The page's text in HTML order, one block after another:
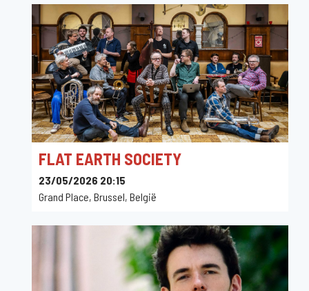
FLAT EARTH SOCIETY
23/05/2026 20:15
Grand Place, Brussel, België